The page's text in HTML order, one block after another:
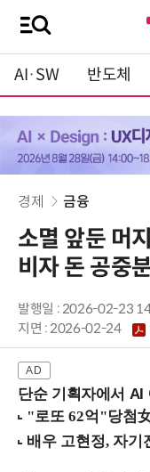
AI·SW 반도체
경제 금융
소멸 앞둔 머
비자 돈 공중
발행일 : 2026-02-23
지면 :2026-02-24
단순 기획자에서 AI 에이전트의